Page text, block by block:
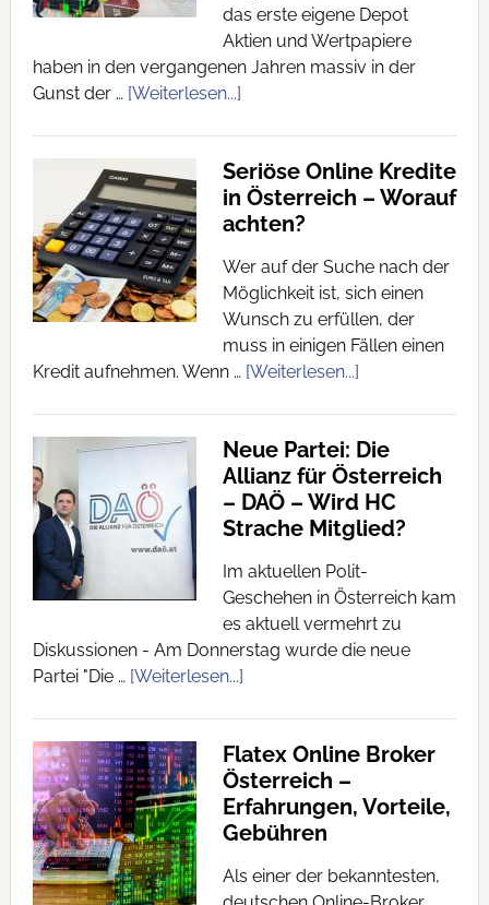
das erste eigene Depot
Aktien und Wertpapiere
haben in den vergangenen Jahren massiv in der
Gunst der … [Weiterlesen...]
Seriöse Online Kredite
in Österreich – Worauf
achten?
Wer auf der Suche nach der
Möglichkeit ist, sich einen
Wunsch zu erfüllen, der
muss in einigen Fällen einen
Kredit aufnehmen. Wenn … [Weiterlesen...]
Neue Partei: Die
Allianz für Österreich
– DAÖ – Wird HC
Strache Mitglied?
Im aktuellen Polit-
Geschehen in Österreich kam
es aktuell vermehrt zu
Diskussionen - Am Donnerstag wurde die neue
Partei "Die … [Weiterlesen...]
Flatex Online Broker
Österreich –
Erfahrungen, Vorteile,
Gebühren
Als einer der bekanntesten,